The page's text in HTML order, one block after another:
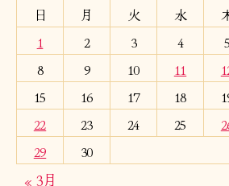
ー
ジ
送
り
日
月 火 水
1
2 3 4 5
8
9 10 11
15
16 17 18
22
23 24 25
29
30
« 3月